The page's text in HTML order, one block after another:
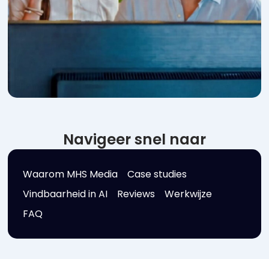
Navigeer snel naar
Waarom MHS Media
Case studies
Vindbaarheid in AI
Reviews
Werkwijze
FAQ